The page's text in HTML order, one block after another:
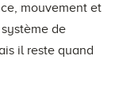
mouvement et
de
il reste quand